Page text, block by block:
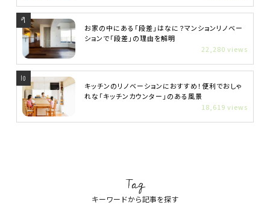
お家の中にある「段差」はなに？マンションリノベー
ションで「段差」の理由を解明
22,280 views
キッチンのリノベーションにおすすめ！便利でおしゃ
れな「キッチンカウンター」のある風景
18,619 views
Tag
キーワードから記事を探す